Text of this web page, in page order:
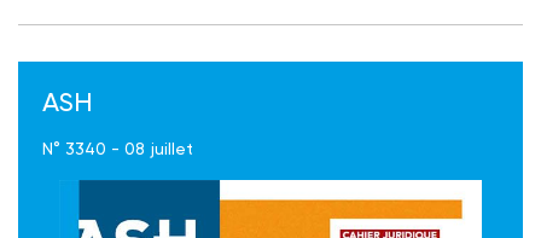
ASH
N° 3340 - 08 juillet